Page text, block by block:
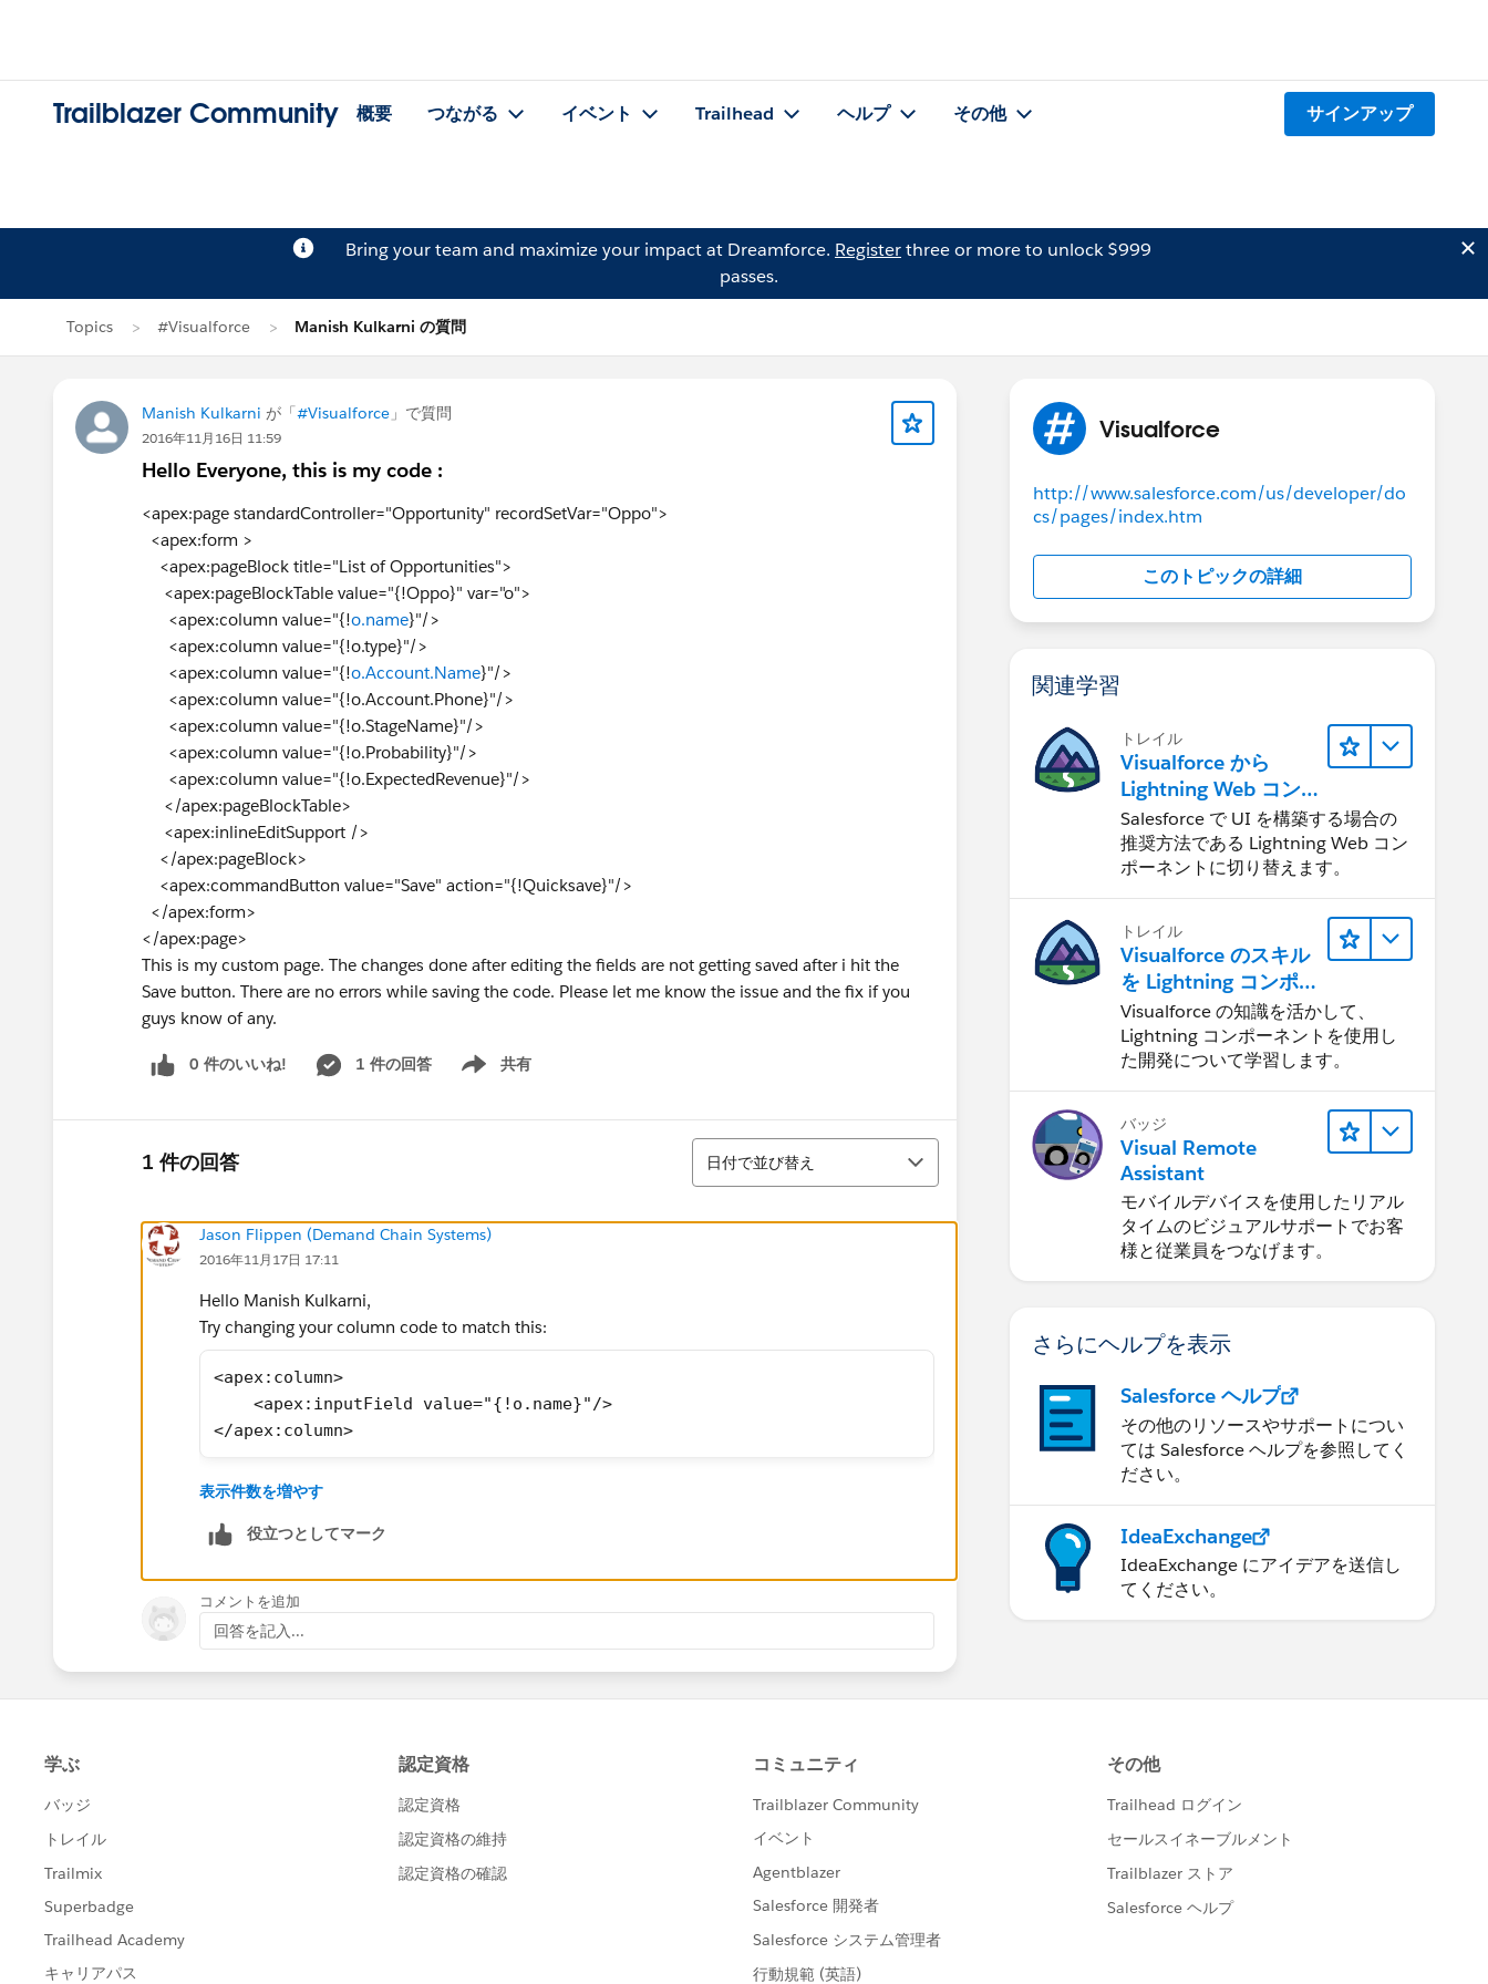
Trailblazer Community 概要 つながる イベント Trailhead ヘルプ その他 サインアップ
Bring your team and maximize your impact at Dreamforce. Registerthree or more to unlock $999
passes.
Topics #Visualforce Manish Kulkarni の質問
Manish Kulkarni が「#Visualforce 」で質問
2016年11月16日 11:59
Hello Everyone, this is my code :
<apex:page standardController="Opportunity" recordSetVar="Oppo">
<apex:form >
<apex:pageBlock title="List of Opportunities">
<apex:pageBlockTable value="{!Oppo}" var="o">
<apex:column value="{!o.name}"/>
<apex:column value="{!o.type}"/>
<apex:column value="{!o.Account.Name}"/>
<apex:column value="{!o.Account.Phone}"/>
<apex:column value="{!o.StageName}"/>
<apex:column value="{!o.Probability}"/>
<apex:column value="{!o.ExpectedRevenue}"/>
</apex:pageBlockTable>
<apex:inlineEditSupport />
</apex:pageBlock>
<apex:commandButton value="Save" action="{!Quicksave}"/>
</apex:form>
</apex:page>
This is my custom page. The changes done after editing the fields are not getting saved after i hit the
Save button. There are no errors while saving the code. Please let me know the issue and the fix if you
guys know of any.
0 件のいいね! 1 件の回答 共有
Show menu
1 件の回答
並び替え
日付で並び替え
Jason Flippen (Demand Chain Systems)
2016年11月17日 17:11
Hello Manish Kulkarni,
Try changing your column code to match this:
<apex:column>
    <apex:inputField value="{!o.name}"/>
</apex:column>
The "inputField" should provide the avenue to save the data in the field that was entered.
I hope this helps.
Jason
表示件数を増やす
役立つとしてマーク
コメントを追加
回答を記入...
Visualforce
http://www.salesforce.com/us/developer/do
cs/pages/index.htm
このトピックの詳細
関連学習
トレイル
Visualforce から
Lightning Web コン
ポーネントへの移行
Salesforce で UI を構築する場合の
推奨方法である Lightning Web コン
ポーネントに切り替えます。
トレイル
Visualforce のスキル
を Lightning コンポー
ネントに応用する
Visualforce の知識を活かして、
Lightning コンポーネントを使用し
た開発について学習します。
バッジ
Visual Remote
Assistant
モバイルデバイスを使用したリアル
タイムのビジュアルサポートでお客
様と従業員をつなげます。
さらにヘルプを表示
Salesforce ヘルプ
その他のリソースやサポートについ
ては Salesforce ヘルプを参照してく
ださい。
IdeaExchange
IdeaExchange にアイデアを送信し
てください。